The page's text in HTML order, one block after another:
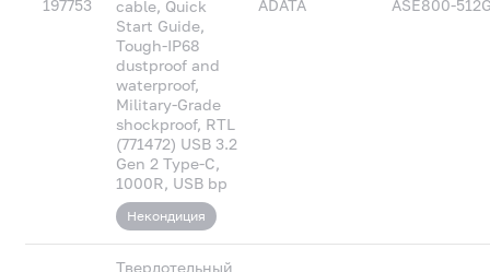
197753
cable, Quick
Start Guide,
Tough-IP68
dustproof and
waterproof,
Military-Grade
shockproof, RTL
(771472) USB 3.2
Gen 2 Type-C,
1000R, USB bp
Некондиция
ADATA ASE800-
Твердотельный